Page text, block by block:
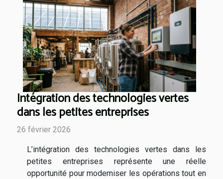
Intégration des technologies vertes
dans les petites entreprises
26 février 2026
L’intégration des technologies vertes dans les
petites entreprises représente une réelle
opportunité pour moderniser les opérations tout en